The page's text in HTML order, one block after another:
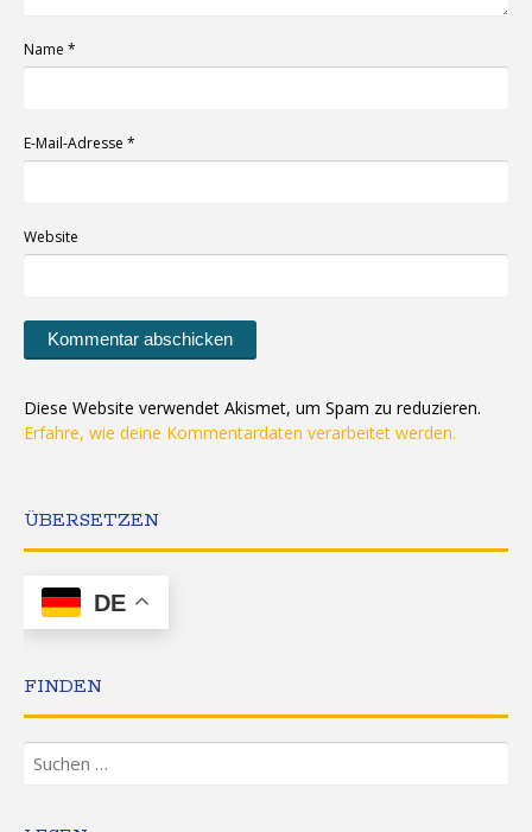
Name *
E-Mail-Adresse *
Website
Diese Website verwendet Akismet, um Spam zu reduzieren.
Erfahre, wie deine Kommentardaten verarbeitet werden.
ÜBERSETZEN
DE
FINDEN
Suchen
nach: